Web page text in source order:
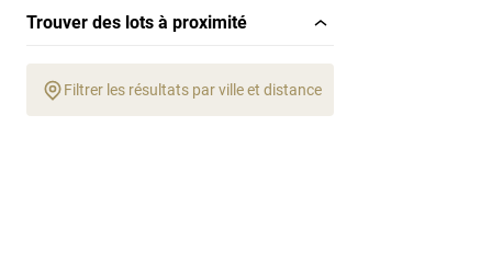
Trouver des lots à proximité
Filtrer les résultats par ville et distance